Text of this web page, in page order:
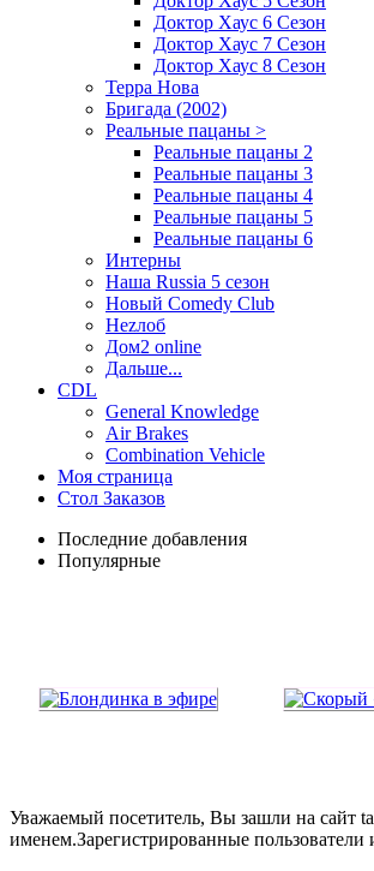
Доктор Хаус 6 Сезон
Доктор Хаус 7 Сезон
Доктор Хаус 8 Сезон
Терра Нова
Бригада (2002)
Реальные пацаны >
Реальные пацаны 2
Реальные пацаны 3
Реальные пацаны 4
Реальные пацаны 5
Реальные пацаны 6
Интерны
Наша Russia 5 сезон
Новый Comedy Club
Неzлоб
Дом2 online
Дальше...
CDL
General Knowledge
Air Brakes
Combination Vehicle
Моя страница
Стол Заказов
Последние добавления
Популярные
Уважаемый посетитель, Вы зашли на сайт
именем.Зарегистрированные